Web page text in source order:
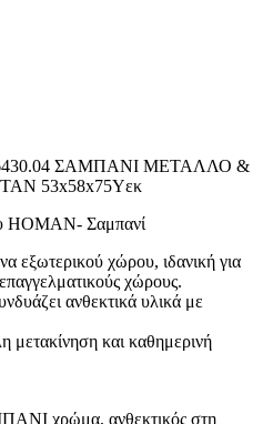
ΣΑΜΠΑΝΙ ΜΕΤΑΛΛΟ &
53x58x75Υεκ
HOMAN- Σαμπανί
εξωτερικού χώρου, ιδανική για
χώρους.
ανθεκτικά υλικά με
μετακίνηση και καθημερινή
χρώμα, ανθεκτικός στη